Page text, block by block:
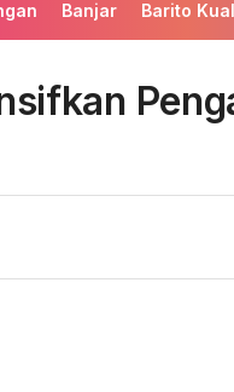
Banjar Barito